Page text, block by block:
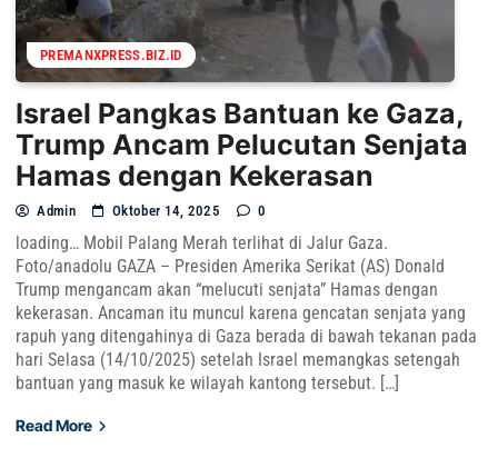
PREMANXPRESS.BIZ.ID
Israel Pangkas Bantuan ke Gaza,
Trump Ancam Pelucutan Senjata
Hamas dengan Kekerasan
Admin Oktober 14, 2025 0
loading… Mobil Palang Merah terlihat di Jalur Gaza.
Foto/anadolu GAZA – Presiden Amerika Serikat (AS) Donald
Trump mengancam akan “melucuti senjata” Hamas dengan
kekerasan. Ancaman itu muncul karena gencatan senjata yang
rapuh yang ditengahinya di Gaza berada di bawah tekanan pada
hari Selasa (14/10/2025) setelah Israel memangkas setengah
bantuan yang masuk ke wilayah kantong tersebut. […]
Read More